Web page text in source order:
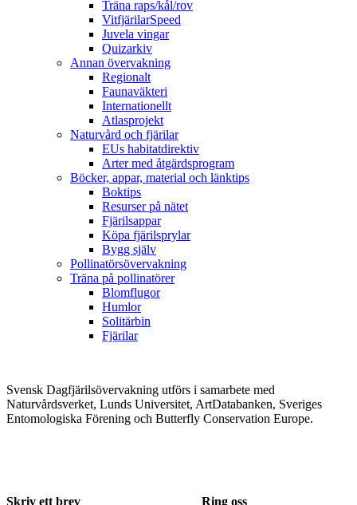
Träna raps/kål/rov
VitfjärilarSpeed
Juvela vingar
Quizarkiv
Annan övervakning
Regionalt
Faunaväkteri
Internationellt
Atlasprojekt
Naturvård och fjärilar
EUs habitatdirektiv
Arter med åtgärdsprogram
Böcker, appar, material och länktips
Boktips
Resurser på nätet
Fjärilsappar
Köpa fjärilsprylar
Bygg själv
Pollinatörsövervakning
Träna på pollinatörer
Blomflugor
Humlor
Solitärbin
Fjärilar
Svensk Dagfjärilsövervakning utförs i samarbete med
Naturvårdsverket, Lunds Universitet, ArtDatabanken, Sveriges
Entomologiska Förening och Butterfly Conservation Europe.
Skriv ett brev Ring oss